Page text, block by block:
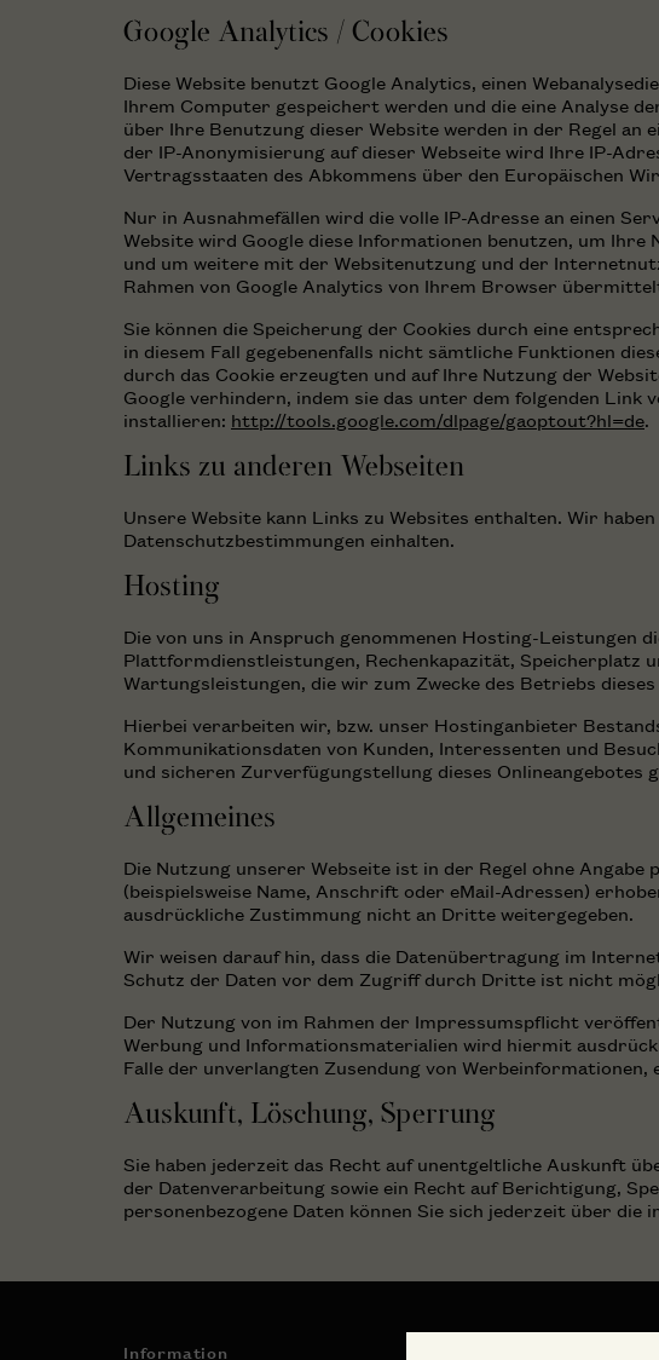
Google Analytics / Cookies
Diese Website benutzt Google Analytics, einen
Ihrem Computer gespeichert werden und die eine Analyse
über Ihre Benutzung dieser Website werden in der Regel
der IP-Anonymisierung auf dieser Webseite wird Ihre IP-
Vertragsstaaten des Abkommens über den Europäischen
Nur in Ausnahmefällen wird die volle IP-Adresse an einen
Website wird Google diese Informationen benutzen, um
und um weitere mit der Websitenutzung und der
Rahmen von Google Analytics von Ihrem Browser
Sie können die Speicherung der Cookies durch eine
in diesem Fall gegebenenfalls nicht sämtliche Funktionen
durch das Cookie erzeugten und auf Ihre Nutzung der
Google verhindern, indem sie das unter dem folgenden
installieren: http://tools.google.com/dlpage/gaoptout?hl=de.
Links zu anderen Webseiten
Unsere Website kann Links zu Websites enthalten. Wir
Datenschutzbestimmungen einhalten.
Hosting
Die von uns in Anspruch genommenen Hosting-
Plattformdienstleistungen, Rechenkapazität, Speicherplatz
Wartungsleistungen, die wir zum Zwecke des Betriebs
Hierbei verarbeiten wir, bzw. unser Hostinganbieter
Kommunikationsdaten von Kunden, Interessenten und
und sicheren Zurverfügungstellung dieses
Allgemeines
Die Nutzung unserer Webseite ist in der Regel ohne
(beispielsweise Name, Anschrift oder eMail-Adressen)
ausdrückliche Zustimmung nicht an Dritte weitergegeben.
Wir weisen darauf hin, dass die Datenübertragung im
Schutz der Daten vor dem Zugriff durch Dritte ist nicht
Der Nutzung von im Rahmen der Impressumspflicht
Werbung und Informationsmaterialien wird hiermit
Falle der unverlangten Zusendung von Werbeinformationen,
Auskunft, Löschung, Sperrung
Sie haben jederzeit das Recht auf unentgeltliche Auskunft
der Datenverarbeitung sowie ein Recht auf Berichtigung,
personenbezogene Daten können Sie sich jederzeit über die
Information